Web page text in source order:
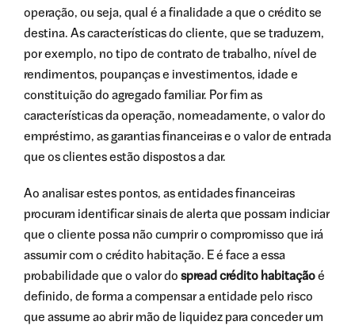
operação, ou seja, qual é a finalidade a que o crédito se
destina. As características do cliente, que se traduzem,
por exemplo, no tipo de contrato de trabalho, nível de
rendimentos, poupanças e investimentos, idade e
constituição do agregado familiar. Por fim as
características da operação, nomeadamente, o valor do
empréstimo, as garantias financeiras e o valor de entrada
que os clientes estão dispostos a dar.
Ao analisar estes pontos, as entidades financeiras
procuram identificar sinais de alerta que possam indiciar
que o cliente possa não cumprir o compromisso que irá
assumir com o crédito habitação. E é face a essa
probabilidade que o valor do spread crédito habitaçãoé
definido, de forma a compensar a entidade pelo risco
que assume ao abrir mão de liquidez para conceder um